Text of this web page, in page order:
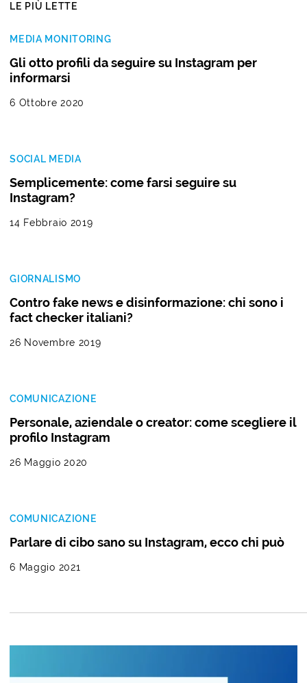
LE PIÙ LETTE
MEDIA MONITORING
Gli otto profili da seguire su Instagram per
informarsi
6 Ottobre 2020
SOCIAL MEDIA
Semplicemente: come farsi seguire su
Instagram?
14 Febbraio 2019
GIORNALISMO
Contro fake news e disinformazione: chi sono i
fact checker italiani?
26 Novembre 2019
COMUNICAZIONE
Personale, aziendale o creator: come scegliere il
profilo Instagram
26 Maggio 2020
COMUNICAZIONE
Parlare di cibo sano su Instagram, ecco chi può
6 Maggio 2021